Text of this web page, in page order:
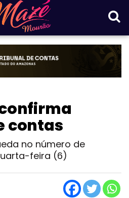
contas
no número de
feira (6)